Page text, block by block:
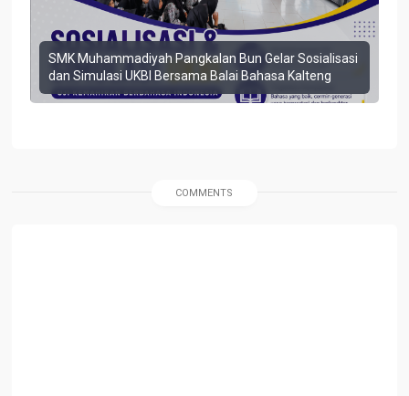
SMK Muhammadiyah Pangkalan Bun Gelar Sosialisasi
dan Simulasi UKBI Bersama Balai Bahasa Kalteng
COMMENTS